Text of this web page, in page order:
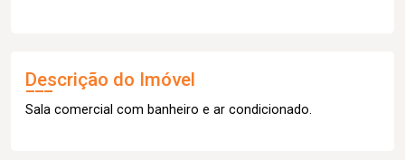
Descrição do Imóvel
Sala comercial com banheiro e ar condicionado.